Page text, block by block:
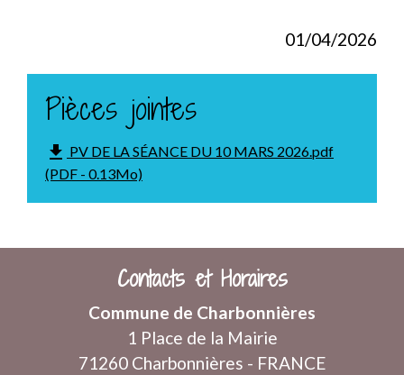
01/04/2026
Pièces jointes
file_download PV DE LA SÉANCE DU 10 MARS 2026.pdf
(PDF - 0.13Mo)
Contacts et Horaires
Commune de Charbonnières
1 Place de la Mairie
71260 Charbonnières - FRANCE